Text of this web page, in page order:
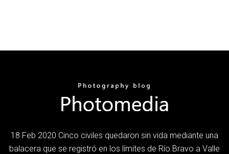
18 Feb 2020 Cinco civiles quedaron sin vida mediante una
balacera que se registró en los límites de Río Bravo a Valle